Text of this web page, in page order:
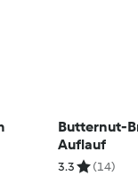
Butternut-
Auflauf
3.3 (14)